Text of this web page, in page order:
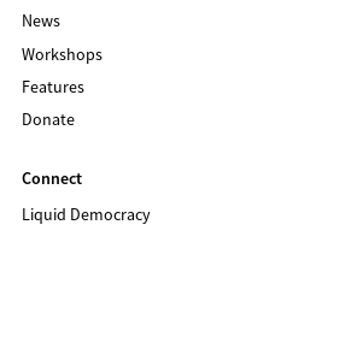
News
Workshops
Features
Donate
Connect
Liquid Democracy